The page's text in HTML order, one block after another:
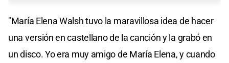
"María Elena Walsh tuvo la maravillosa idea de hacer
una versión en castellano de la canción y la grabó en
un disco. Yo era muy amigo de María Elena, y cuando